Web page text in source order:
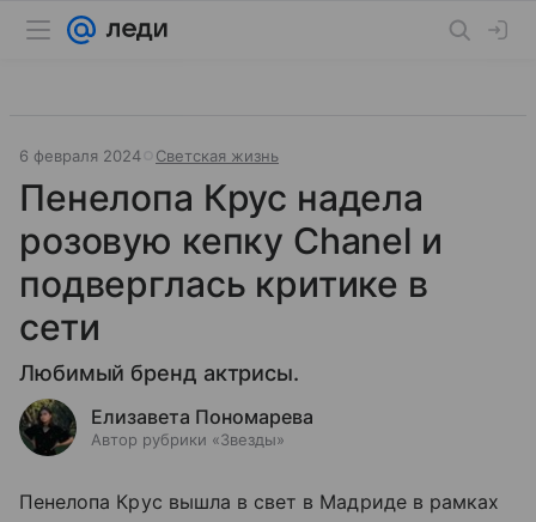
6 февраля 2024 Светская жизнь
Пенелопа Крус надела
розовую кепку Chanel и
подверглась критике в
сети
Любимый бренд актрисы.
Елизавета Пономарева
Автор рубрики «Звезды»
Пенелопа Крус вышла в свет в Мадриде в рамках